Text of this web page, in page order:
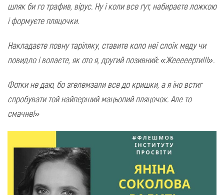
шляк би го трафив, вірус. Ну і коли все ґут, набираєте ложкою
і формуєте пляцочки.
Накладаєте повну таріляку, ставите коло неї слоїк меду чи
повидло і волаєте, як ото я, другий позивний: «Жееееерти!!!».
Фотки не даю, бо згелемзали все до кришки, а я іно встиг
спробувати той найперший мацьопий пляцочок. Але то
смачне!»